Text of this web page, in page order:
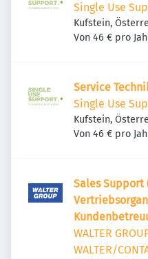
Single Use
Kufstein,
Von 46 € pro
Service
Single Use
Kufstein,
Von 46 € pro
Sales
WALTER
WALTER/